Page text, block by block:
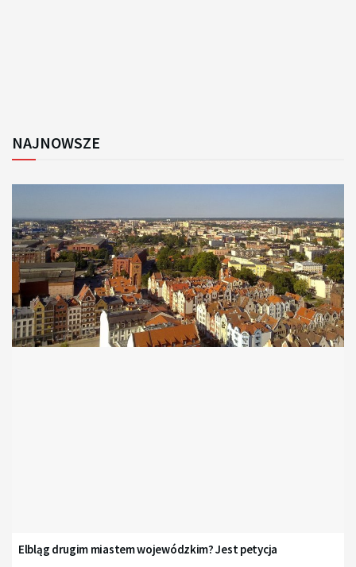
NAJNOWSZE
Elbląg drugim miastem wojewódzkim? Jest petycja